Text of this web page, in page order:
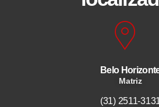
Belo
Matriz
(31) 2511-